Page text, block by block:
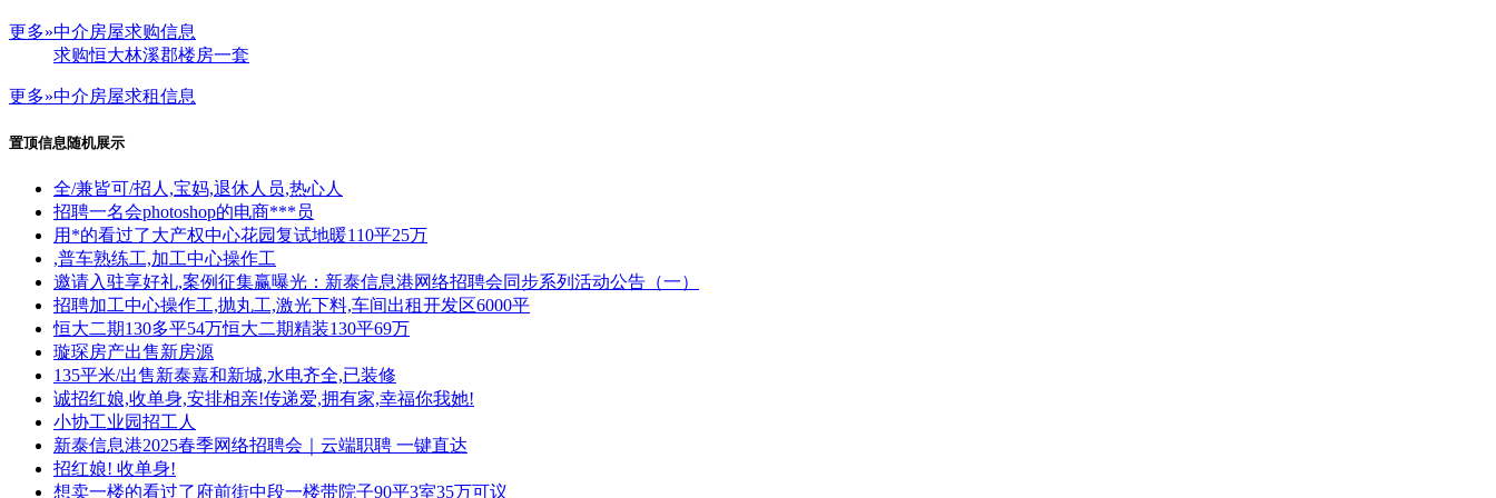
更多»中介房屋求购信息
求购恒大林溪郡楼房一套
更多»中介房屋求租信息
置顶信息随机展示
全/兼皆可/招人,宝妈,退休人员,热心人
招聘一名会photoshop的电商***员
用*的看过了大产权中心花园复试地暖110平25万
,普车熟练工,加工中心操作工
邀请入驻享好礼,案例征集赢曝光：新泰信息港网络招聘会同步系列活动公告（一）
招聘加工中心操作工,抛丸工,激光下料,车间出租开发区6000平
恒大二期130多平54万恒大二期精装130平69万
璇琛房产出售新房源
135平米/出售新泰嘉和新城,水电齐全,已装修
诚招红娘,收单身,安排相亲!传递爱,拥有家,幸福你我她!
小协工业园招工人
新泰信息港2025春季网络招聘会｜云端职聘 一键直达
招红娘! 收单身!
想卖一楼的看过了府前街中段一楼带院子90平3室35万可议